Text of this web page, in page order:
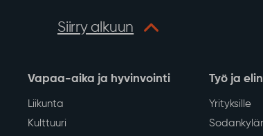
Siirry alkuun
Vapaa-aika ja hyvinvointi
Liikunta
Kulttuuri
Työ ja
Yrityksille